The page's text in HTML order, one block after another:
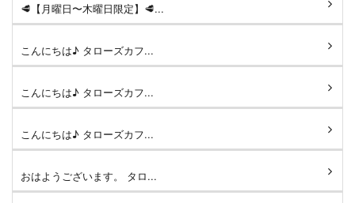
🥩【月曜日〜木曜日限定】🥩...
こんにちは♪ タローズカフ...
こんにちは♪ タローズカフ...
こんにちは♪ タローズカフ...
おはようございます。 タロ...